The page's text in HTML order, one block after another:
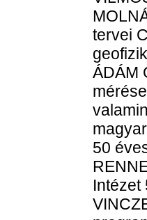
tervei
ÁDÁM
50
Intézet